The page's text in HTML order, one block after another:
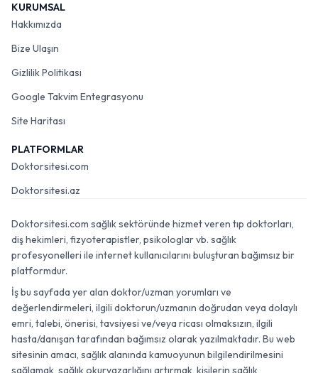
KURUMSAL
Hakkımızda
Bize Ulaşın
Gizlilik Politikası
Google Takvim Entegrasyonu
Site Haritası
PLATFORMLAR
Doktorsitesi.com
Doktorsitesi.az
Doktorsitesi.com sağlık sektöründe hizmet veren tıp doktorları,
diş hekimleri, fizyoterapistler, psikologlar vb. sağlık
profesyonelleri ile internet kullanıcılarını buluşturan bağımsız bir
platformdur.
İş bu sayfada yer alan doktor/uzman yorumları ve
değerlendirmeleri, ilgili doktorun/uzmanın doğrudan veya dolaylı
emri, talebi, önerisi, tavsiyesi ve/veya ricası olmaksızın, ilgili
hasta/danışan tarafından bağımsız olarak yazılmaktadır. Bu web
sitesinin amacı, sağlık alanında kamuoyunun bilgilendirilmesini
sağlamak, sağlık okuryazarlığını artırmak, kişilerin sağlık